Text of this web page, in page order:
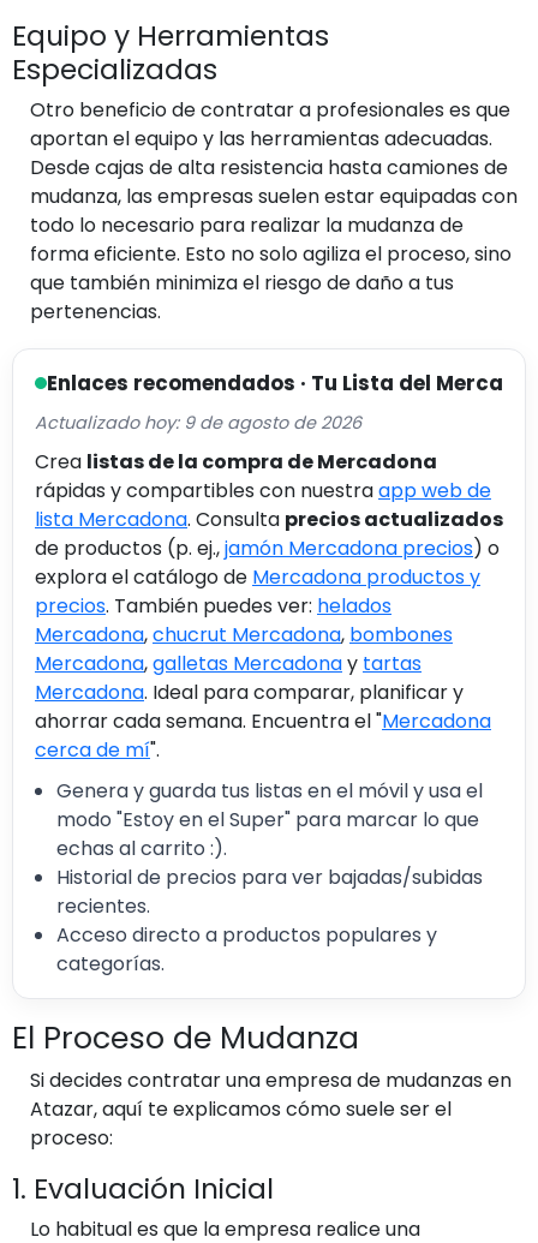
Equipo y Herramientas
Especializadas
Otro beneficio de contratar a profesionales es que
aportan el equipo y las herramientas adecuadas.
Desde cajas de alta resistencia hasta camiones de
mudanza, las empresas suelen estar equipadas con
todo lo necesario para realizar la mudanza de
forma eficiente. Esto no solo agiliza el proceso, sino
que también minimiza el riesgo de daño a tus
pertenencias.
Enlaces recomendados · Tu Lista del Merca
Actualizado hoy: 9 de agosto de 2026
Crea listas de la compra de Mercadona
rápidas y compartibles con nuestraapp web de
lista Mercadona. Consulta precios actualizados
de productos (p. ej.,jamón Mercadona precios) o
explora el catálogo de Mercadona productos y
precios. También puedes ver: helados
Mercadona,chucrut Mercadona, bombones
Mercadona,galletas Mercadonay tartas
Mercadona. Ideal para comparar, planificar y
ahorrar cada semana. Encuentra el "Mercadona
cerca de mí".
Genera y guarda tus listas en el móvil y usa el
modo "Estoy en el Super" para marcar lo que
echas al carrito :).
Historial de precios para ver bajadas/subidas
recientes.
Acceso directo a productos populares y
categorías.
El Proceso de Mudanza
Si decides contratar una empresa de mudanzas en
Atazar, aquí te explicamos cómo suele ser el
proceso:
1. Evaluación Inicial
Lo habitual es que la empresa realice una